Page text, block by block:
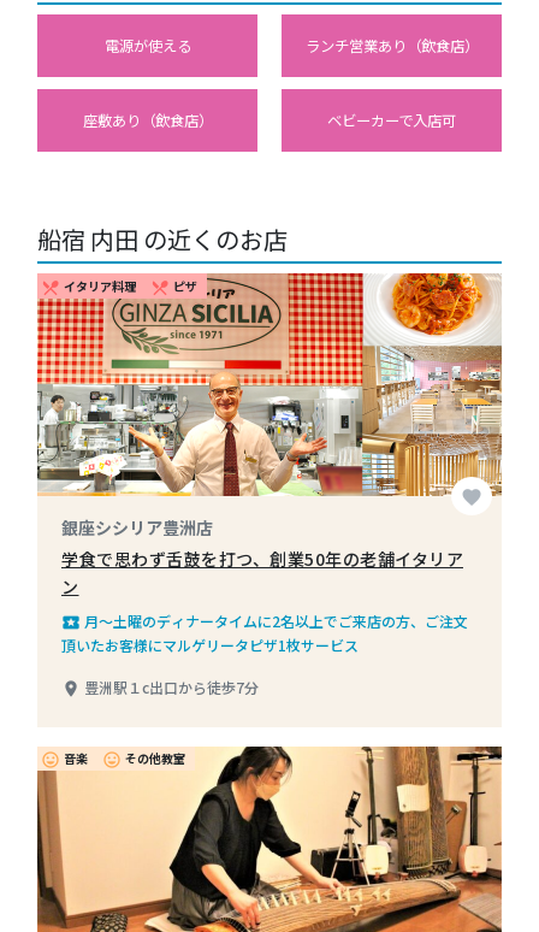
電源が使える ランチ営業あり（飲食店）
座敷あり（飲食店） ベビーカーで入店可
船宿 内田 の近くのお店
restaurant_menu イタリア料理 restaurant_menu ピザ
favorite
銀座シシリア豊洲店
学食で思わず舌鼓を打つ、創業50年の老舗イタリア
ン
local_play 月～土曜のディナータイムに2名以上でご来店の方、ご注文
頂いたお客様にマルゲリータピザ1枚サービス
place 豊洲駅１c出口から徒歩7分
insert_emoticon 音楽 insert_emoticon その他教室